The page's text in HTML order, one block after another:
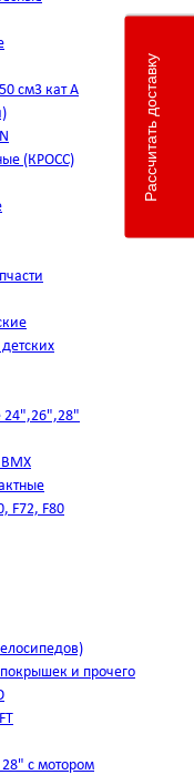
см3 кат А
(КРОСС)
24",26",28"
F72, F80
и прочего
с мотором
Рассчитать доставку